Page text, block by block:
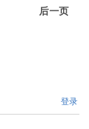
后一页
登录